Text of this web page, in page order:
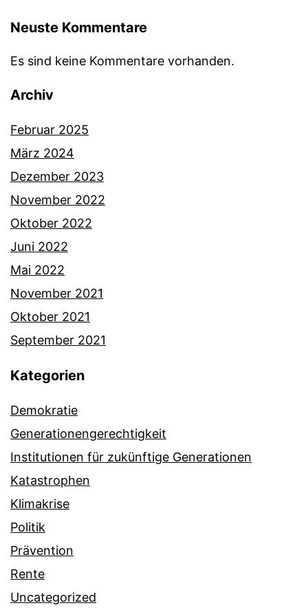
Neuste Kommentare
Es sind keine Kommentare vorhanden.
Archiv
Februar 2025
März 2024
Dezember 2023
November 2022
Oktober 2022
Juni 2022
Mai 2022
November 2021
Oktober 2021
September 2021
Kategorien
Demokratie
Generationengerechtigkeit
Institutionen für zukünftige Generationen
Katastrophen
Klimakrise
Politik
Prävention
Rente
Uncategorized